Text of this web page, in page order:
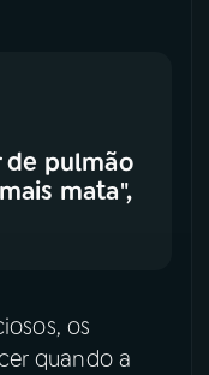
de pulmão
mata",
os
quando a